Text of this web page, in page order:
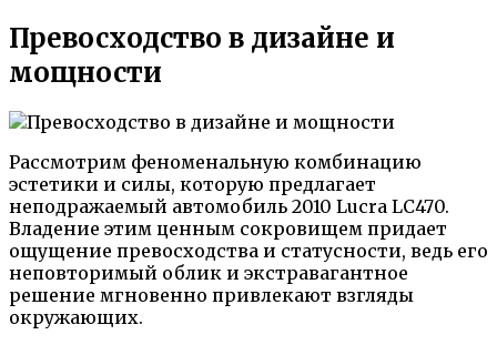
Превосходство в дизайне и
мощности
Рассмотрим феноменальную комбинацию
эстетики и силы, которую предлагает
неподражаемый автомобиль 2010 Lucra LC470.
Владение этим ценным сокровищем придает
ощущение превосходства и статусности, ведь его
неповторимый облик и экстравагантное
решение мгновенно привлекают взгляды
окружающих.